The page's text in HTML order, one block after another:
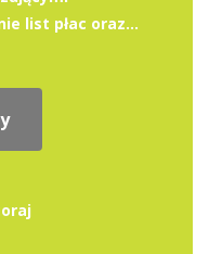
list płac oraz...